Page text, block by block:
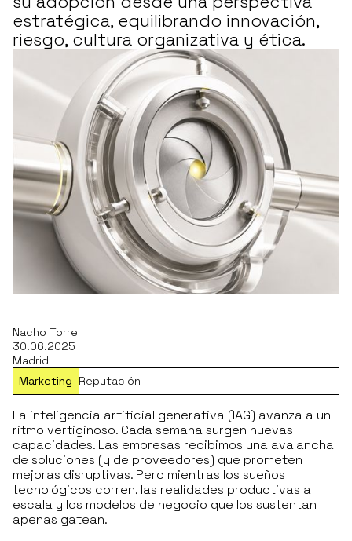
estratégica, equilibrando innovación,
riesgo, cultura organizativa y ética.
Nacho Torre
30.06.2025
Madrid
Marketing Reputación
La inteligencia artificial generativa (IAG) avanza a un
ritmo vertiginoso. Cada semana surgen nuevas
capacidades. Las empresas recibimos una avalancha
de soluciones (y de proveedores) que prometen
mejoras disruptivas. Pero mientras los sueños
tecnológicos corren, las realidades productivas a
escala y los modelos de negocio que los sustentan
apenas gatean.